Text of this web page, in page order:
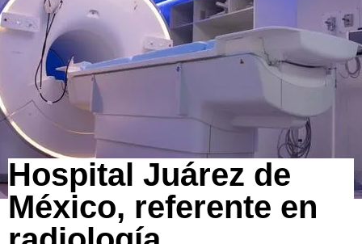
Hospital Juárez de
México, referente en